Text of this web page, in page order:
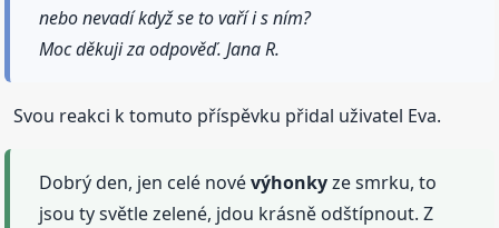
nebo nevadí když se to vaří i s ním?
Moc děkuji za odpověď. Jana R.
Svou reakci k tomuto příspěvku přidal uživatel Eva.
Dobrý den, jen celé novévýhonkyze smrku, to
jsou ty světle zelené, jdou krásně odštípnout. Z